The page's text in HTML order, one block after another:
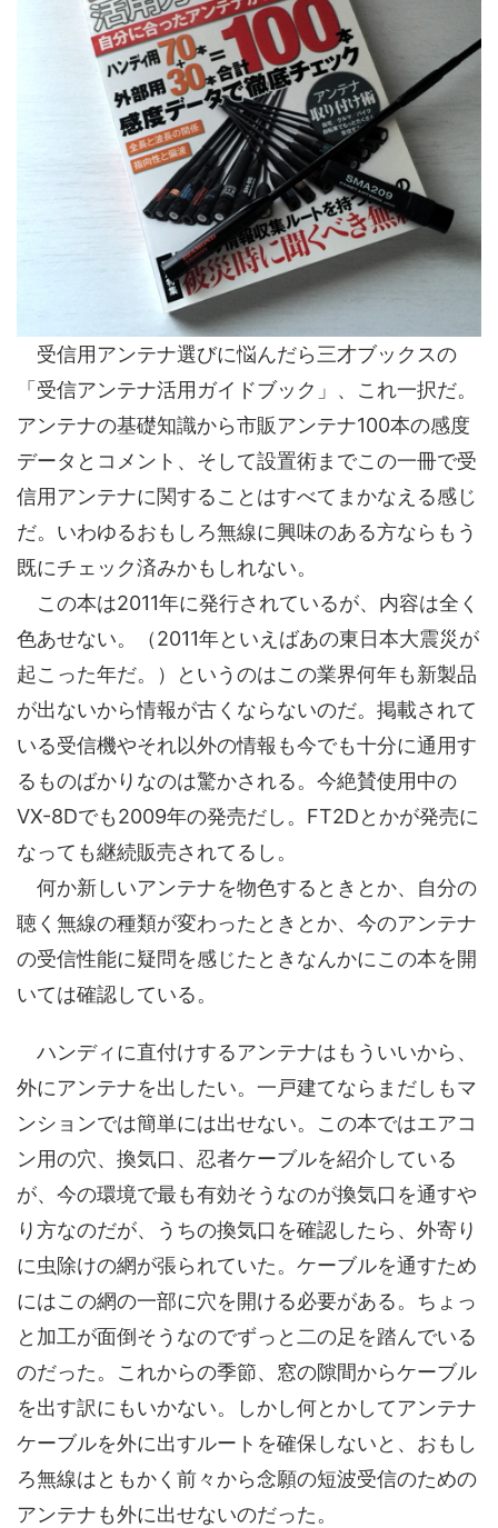
受信用アンテナ選びに悩んだら三才ブックスの
「受信アンテナ活用ガイドブック」、これ一択だ。
アンテナの基礎知識から市販アンテナ100本の感度
データとコメント、そして設置術までこの一冊で受
信用アンテナに関することはすべてまかなえる感じ
だ。いわゆるおもしろ無線に興味のある方ならもう
既にチェック済みかもしれない。
この本は2011年に発行されているが、内容は全く
色あせない。（2011年といえばあの東日本大震災が
起こった年だ。）というのはこの業界何年も新製品
が出ないから情報が古くならないのだ。掲載されて
いる受信機やそれ以外の情報も今でも十分に通用す
るものばかりなのは驚かされる。今絶賛使用中の
VX-8Dでも2009年の発売だし。FT2Dとかが発売に
なっても継続販売されてるし。
何か新しいアンテナを物色するときとか、自分の
聴く無線の種類が変わったときとか、今のアンテナ
の受信性能に疑問を感じたときなんかにこの本を開
いては確認している。
ハンディに直付けするアンテナはもういいから、
外にアンテナを出したい。一戸建てならまだしもマ
ンションでは簡単には出せない。この本ではエアコ
ン用の穴、換気口、忍者ケーブルを紹介している
が、今の環境で最も有効そうなのが換気口を通すや
り方なのだが、うちの換気口を確認したら、外寄り
に虫除けの網が張られていた。ケーブルを通すため
にはこの網の一部に穴を開ける必要がある。ちょっ
と加工が面倒そうなのでずっと二の足を踏んでいる
のだった。これからの季節、窓の隙間からケーブル
を出す訳にもいかない。しかし何とかしてアンテナ
ケーブルを外に出すルートを確保しないと、おもし
ろ無線はともかく前々から念願の短波受信のための
アンテナも外に出せないのだった。